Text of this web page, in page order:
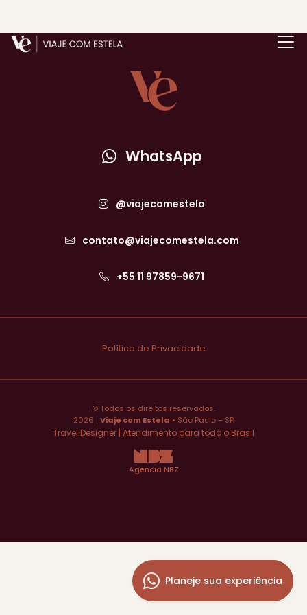
WhatsApp
@viajecomestela
contato@viajecomestela.com
+55 11 97859-9671
Política de Privacidade
© Todos os direitos reservados.
2026 | Viaje com Estela • São Paulo – SP
Travel Designer | Atendimento para todo o Brasil
NBZ
Agência NBZ
Planeje sua experiência